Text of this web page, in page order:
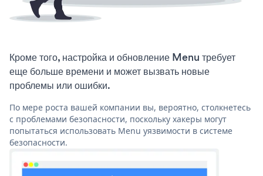
Кроме того, настройка и обновление Menu требует
еще больше времени и может вызвать новые
проблемы или ошибки.
По мере роста вашей компании вы, вероятно, столкнетесь
с проблемами безопасности, поскольку хакеры могут
попытаться использовать Menu уязвимости в системе
безопасности.